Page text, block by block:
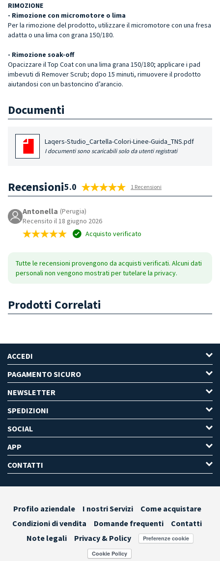
RIMOZIONE
- Rimozione con micromotore o lima
Per la rimozione del prodotto, utilizzare il micromotore con una fresa
adatta o una lima con grana 150/180.
- Rimozione soak-off
Opacizzare il Top Coat con una lima grana 150/180; applicare i pad
imbevuti di Remover Scrub; dopo 15 minuti, rimuovere il prodotto
aiutandosi con un bastoncino d’arancio.
Documenti
Laqers-Studio_Cartella-Colori-Linee-Guida_TNS.pdf
I documenti sono scaricabili solo da utenti registrati
Recensioni5.0 1 Recensioni
Antonella (Perugia)
Recensito il 18 giugno 2026
Acquisto verificato
Tutte le recensioni provengono da acquisti verificati. Alcuni dati
personali non vengono mostrati per tutelare la privacy.
Prodotti Correlati
ACCEDI
PAGAMENTO SICURO
NEWSLETTER
SPEDIZIONI
SOCIAL
APP
CONTATTI
Profilo aziendale I nostri Servizi
Come acquistare
Condizioni di vendita
Domande frequenti
Contatti
Note legali
Privacy & Policy Preferenze cookie